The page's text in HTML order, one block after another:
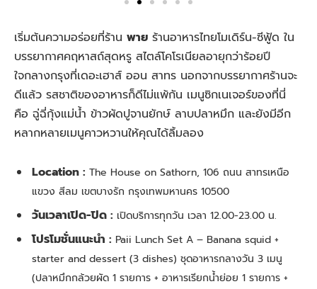
เริ่มต้นความอร่อยที่ร้าน พาย ร้านอาหารไทยโมเดิร์น-ซีฟู้ด ใน
บรรยากาศคฤหาสถ์สุดหรู สไตล์โคโรเนียลอายุกว่าร้อยปี
ใจกลางกรุงที่เดอะเฮาส์ ออน สาทร นอกจากบรรยากาศร้านจะ
ดีแล้ว รสชาติของอาหารก็ดีไม่แพ้กัน เมนูซิกเนเจอร์ของที่นี่
คือ ฉู่ฉี่กุ้งแม่น้ำ ข้าวผัดปูจานยักษ์ ลาบปลาหมึก และยังมีอีก
หลากหลายเมนูคาวหวานให้คุณได้ลิ้มลอง
Location : The House on Sathorn, 106 ถนน สาทรเหนือ
แขวง สีลม เขตบางรัก กรุงเทพมหานคร 10500
วันเวลาเปิด-ปิด : เปิดบริการทุกวัน เวลา 12.00-23.00 น.
โปรโมชั่นแนะนำ : Paii Lunch Set A – Banana squid +
starter and dessert (3 dishes) ชุดอาหารกลางวัน 3 เมนู
(ปลาหมึกกล้วยผัด 1 รายการ + อาหารเรียกน้ำย่อย 1 รายการ +